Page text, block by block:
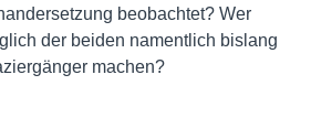
beobachtet? Wer
der beiden namentlich bislang
machen?